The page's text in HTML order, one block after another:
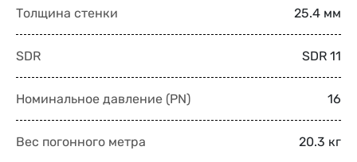
Толщина стенки 25.4 мм
SDR SDR 11
Номинальное давление (PN) 16
Вес погонного метра 20.3 кг